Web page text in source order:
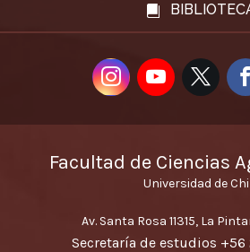
Desde
Facultad de Ciencias
Universidad de
Av. Santa Rosa 11315, La
Secretaría de estudios +56